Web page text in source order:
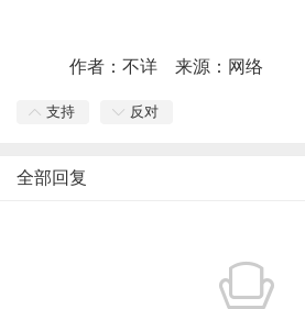
作者：不详 来源：网络
支持 反对
全部回复